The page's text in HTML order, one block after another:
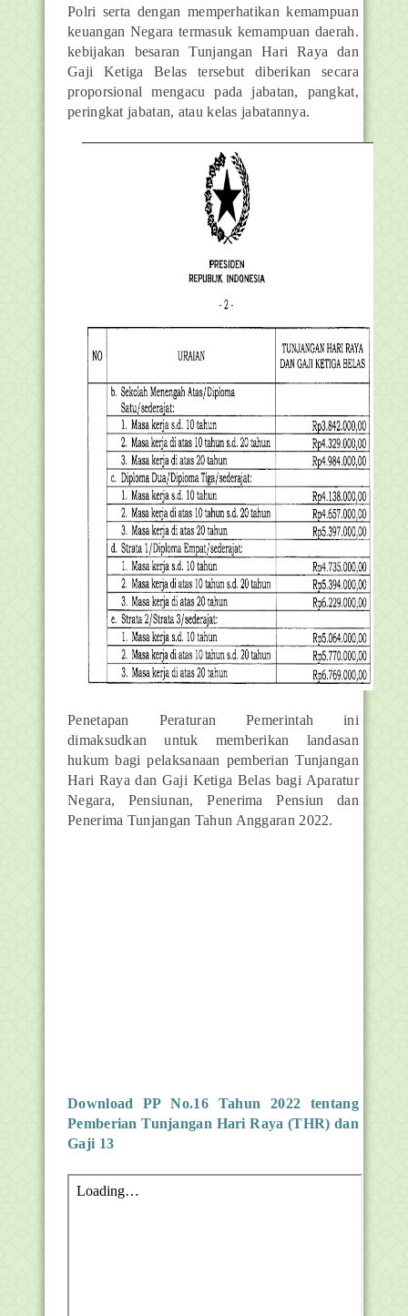
Polri serta dengan memperhatikan kemampuan
keuangan Negara termasuk kemampuan daerah.
kebijakan besaran Tunjangan Hari Raya dan
Gaji Ketiga Belas tersebut diberikan secara
proporsional mengacu pada jabatan, pangkat,
peringkat jabatan, atau kelas jabatannya.
Penetapan Peraturan Pemerintah ini
dimaksudkan untuk memberikan landasan
hukum bagi pelaksanaan pemberian Tunjangan
Hari Raya dan Gaji Ketiga Belas bagi Aparatur
Negara, Pensiunan, Penerima Pensiun dan
Penerima Tunjangan Tahun Anggaran 2022.
DownloadPP No.16 Tahun 2022 tentang
Pemberian Tunjangan Hari Raya (THR) dan
Gaji 13